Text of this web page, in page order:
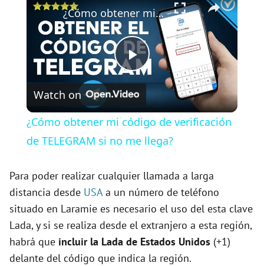
P
l
a
y
V
i
¿Cómo obtener mi código de verificación de TELEGRAM si no me llega?
Watch on
¿Cómo obtener mi código de verificación
de TELEGRAM si no me llega?
Para poder realizar cualquier llamada a larga
distancia desde USAa un número de teléfono
situado en Laramie es necesario el uso del esta clave
Lada, y si se realiza desde el extranjero a esta región,
habrá que incluir la Lada de Estados Unidos (+1)
delante del código que indica la región.